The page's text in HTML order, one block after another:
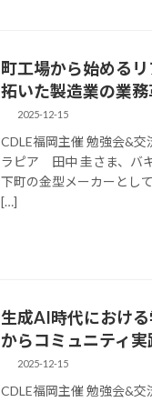
町工場から始める
拓いた製造業の業
2025-12-15
CDLE福岡主催 勉強会&
ラピア 田中 圭さま、バ
下町の金型メーカーとし
[…]
生成AI時代におけ
からコミュニティ実
2025-12-15
CDLE福岡主催 勉強会&